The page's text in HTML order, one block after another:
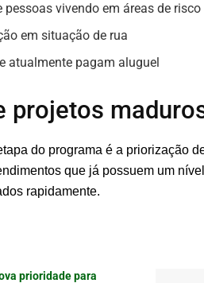
pessoas vivendo em áreas de risco
em situação de rua
atualmente pagam aluguel
projetos
do programa é a priorização
que já possuem um
rapidamente.
prioridade para